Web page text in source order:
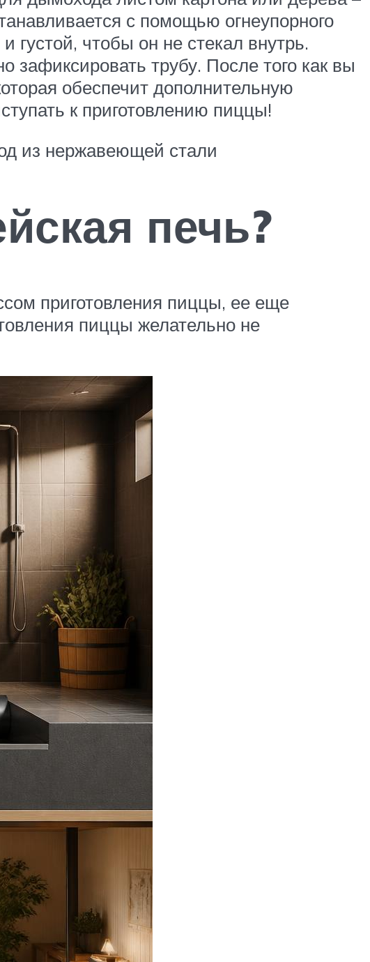
с помощью огнеупорного
густой, чтобы он не стекал внутрь.
трубу. После того как вы
обеспечит дополнительную
к приготовлению пиццы!
из нержавеющей стали
печь?
приготовления пиццы, ее еще
пиццы желательно не